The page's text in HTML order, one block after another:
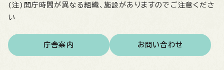
(注)開庁時間が異なる組織、施設がありますのでご注意くださ
い
庁舎案内 お問い合わせ